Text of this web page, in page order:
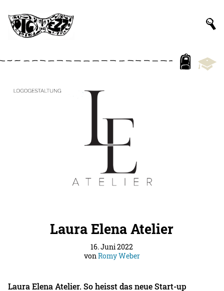
Laura Elena Atelier
16. Juni 2022
vonRomy Weber
Laura Elena Atelier. So heisst das neue Start-up